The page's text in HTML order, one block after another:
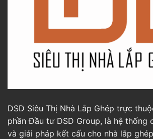
DSD Siêu Thị Nhà Lắp Ghép trực
phần Đầu tư DSD Group, là hệ thống
và giải pháp kết cấu cho nhà lắp